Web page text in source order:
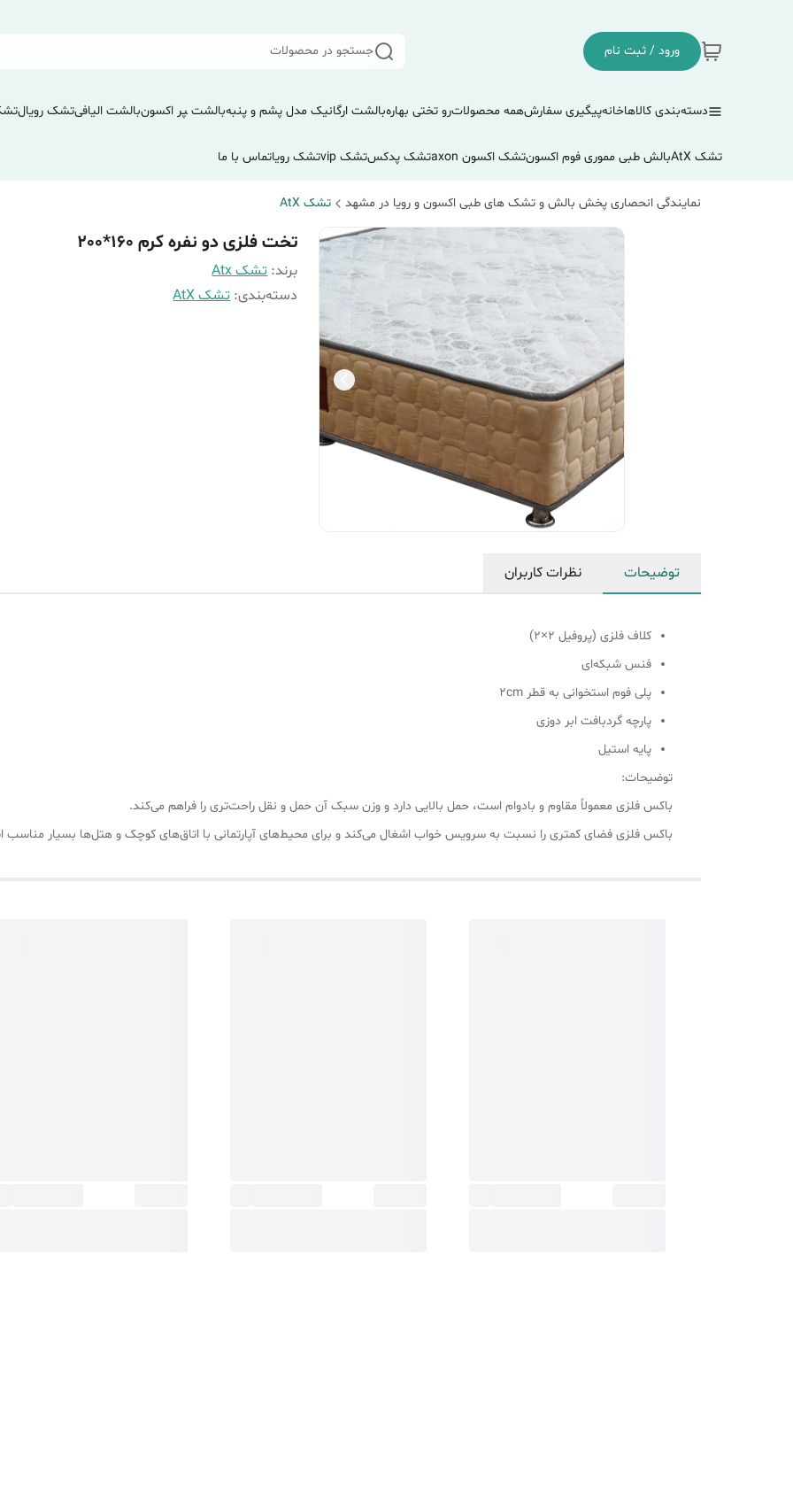
ورود / ثبت نام جستجو در محصولات
دسته‌بندی کالاهاخانهپیگیری سفارشهمه محصولاترو تختی بهارهبالشت ارگانیک مدل پشم و پنبهبالشت ‍‍‍پر اکسونبالشت الیافیتشک رویال
تشک AtX بالش طبی مموری فوم اکسونتشک اکسون axon تشک پدکستشک vip تشک رویاتماس با ما
نمایندگی انحصاری پخش بالش و تشک های طبی اکسون و رویا در مشهد تشک AtX
تخت فلزی دو نفره کرم 160*200
برند: تشک Atx
دسته‌بندی:تشک AtX
توضیحات نظرات کاربران
کلاف فلزی (پروفیل ۲×۲)
فنس شبکه‌ای
پلی فوم استخوانی به قطر ۲cm
پارچه گردبافت ابر دوزی
پایه استیل
توضیحات:
باکس فلزی معمولاً مقاوم و بادوام است، حمل بالایی دارد و وزن سبک آن حمل و نقل راحت‌تری را فراهم می‌کند.
باکس فلزی فضای کمتری را نسبت به سرویس خواب اشغال می‌کند و برای محیط‌های آپارتمانی با اتاق‌های کوچک و هتل‌ها بسیار